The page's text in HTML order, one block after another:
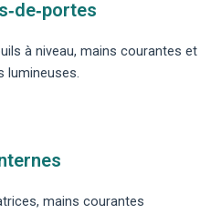
à niveau, mains courantes et
lumineuses.
mains courantes